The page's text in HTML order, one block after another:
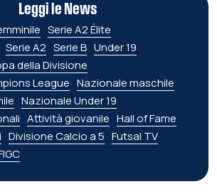
Leggi le News
Serie A2 Élite
Serie A2 Serie B Under 19
della Divisione
League Nazionale maschile
Nazionale Under 19
Attività giovanile Hall of Fame
Divisione Calcio a 5 Futsal TV